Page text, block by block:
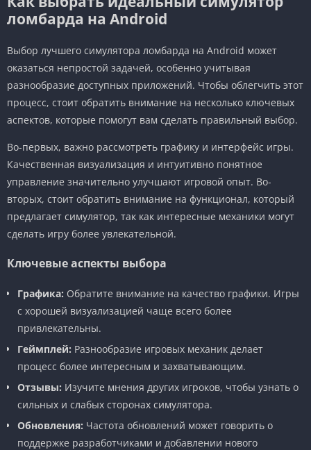
ломбарда на Android
Выбор лучшего симулятора ломбарда на Android может
оказаться непростой задачей, особенно учитывая
разнообразие доступных приложений. Чтобы облегчить этот
процесс, стоит обратить внимание на несколько ключевых
аспектов, которые помогут вам сделать правильный выбор.
Во-первых, важно рассмотреть графику и интерфейс игры.
Качественная визуализация и интуитивно понятное
управление значительно улучшают игровой опыт. Во-
вторых, стоит обратить внимание на функционал, который
предлагает симулятор, так как интересные механики могут
сделать игру более увлекательной.
Ключевые аспекты выбора
Графика: Обратите внимание на качество графики. Игры
с хорошей визуализацией чаще всего более
привлекательны.
Геймплей: Разнообразие игровых механик делает
процесс более интересным и захватывающим.
Отзывы: Изучите мнения других игроков, чтобы узнать о
сильных и слабых сторонах симулятора.
Обновления: Частота обновлений может говорить о
поддержке разработчиками и добавлении нового